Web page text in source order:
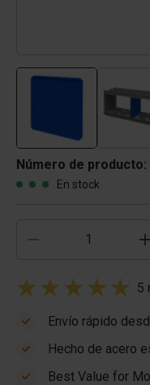
Número de producto:
En stock
5
Envío rápido
Hecho de acero
Best Value for